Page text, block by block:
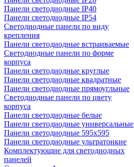
Панели светодиодные IP40
Панели светодиодные IP54
Светодиодные панели по виду
крепления
Панели светодиодные встраиваемые
Светодиодные панели по форме
корпуса
Панели светодиодные круглые
Панели светодиодные квадратные
Панели светодиодные прямоугльные
Светодиодные панели по цвету
корпуса
Панели светодиодные белые
Панели светодиодные универсальные
Панели светодиодные 595х595
Панели светодиодные ультратонкие
Комплектующие для светодиодных
панелей